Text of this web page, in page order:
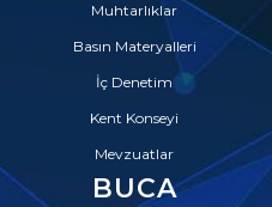
Muhtarlıklar
Basın Materyalleri
İç Denetim
Kent Konseyi
Mevzuatlar
BUCA